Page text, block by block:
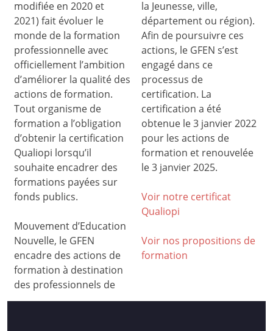
modifiée en 2020 et
2021) fait évoluer le
monde de la formation
professionnelle avec
officiellement l’ambition
d’améliorer la qualité des
actions de formation.
Tout organisme de
formation a l’obligation
d’obtenir la certification
Qualiopi lorsqu’il
souhaite encadrer des
formations payées sur
fonds publics.
Mouvement d’Education
Nouvelle, le GFEN
encadre des actions de
formation à destination
des professionnels de
la Jeunesse, ville,
département ou région).
Afin de poursuivre ces
actions, le GFEN s’est
engagé dans ce
processus de
certification. La
certification a été
obtenue le 3 janvier 2022
pour les actions de
formation et renouvelée
le 3 janvier 2025.
Voir notre certificat
Qualiopi
Voir nos propositions de
formation